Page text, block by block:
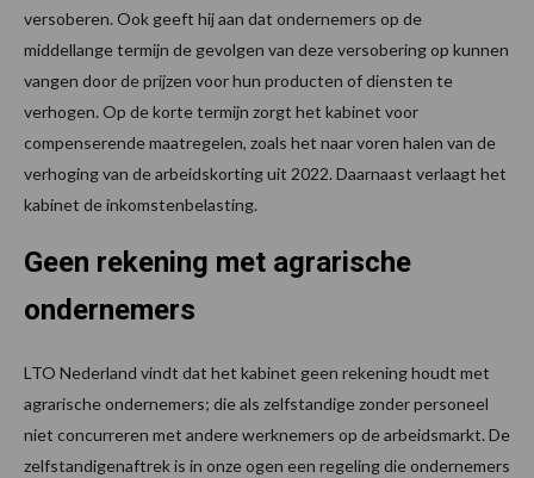
versoberen. Ook geeft hij aan dat ondernemers op de
middellange termijn de gevolgen van deze versobering op kunnen
vangen door de prijzen voor hun producten of diensten te
verhogen. Op de korte termijn zorgt het kabinet voor
compenserende maatregelen, zoals het naar voren halen van de
verhoging van de arbeidskorting uit 2022. Daarnaast verlaagt het
kabinet de inkomstenbelasting.
Geen rekening met agrarische
ondernemers
LTO Nederland vindt dat het kabinet geen rekening houdt met
agrarische ondernemers; die als zelfstandige zonder personeel
niet concurreren met andere werknemers op de arbeidsmarkt. De
zelfstandigenaftrek is in onze ogen een regeling die ondernemers